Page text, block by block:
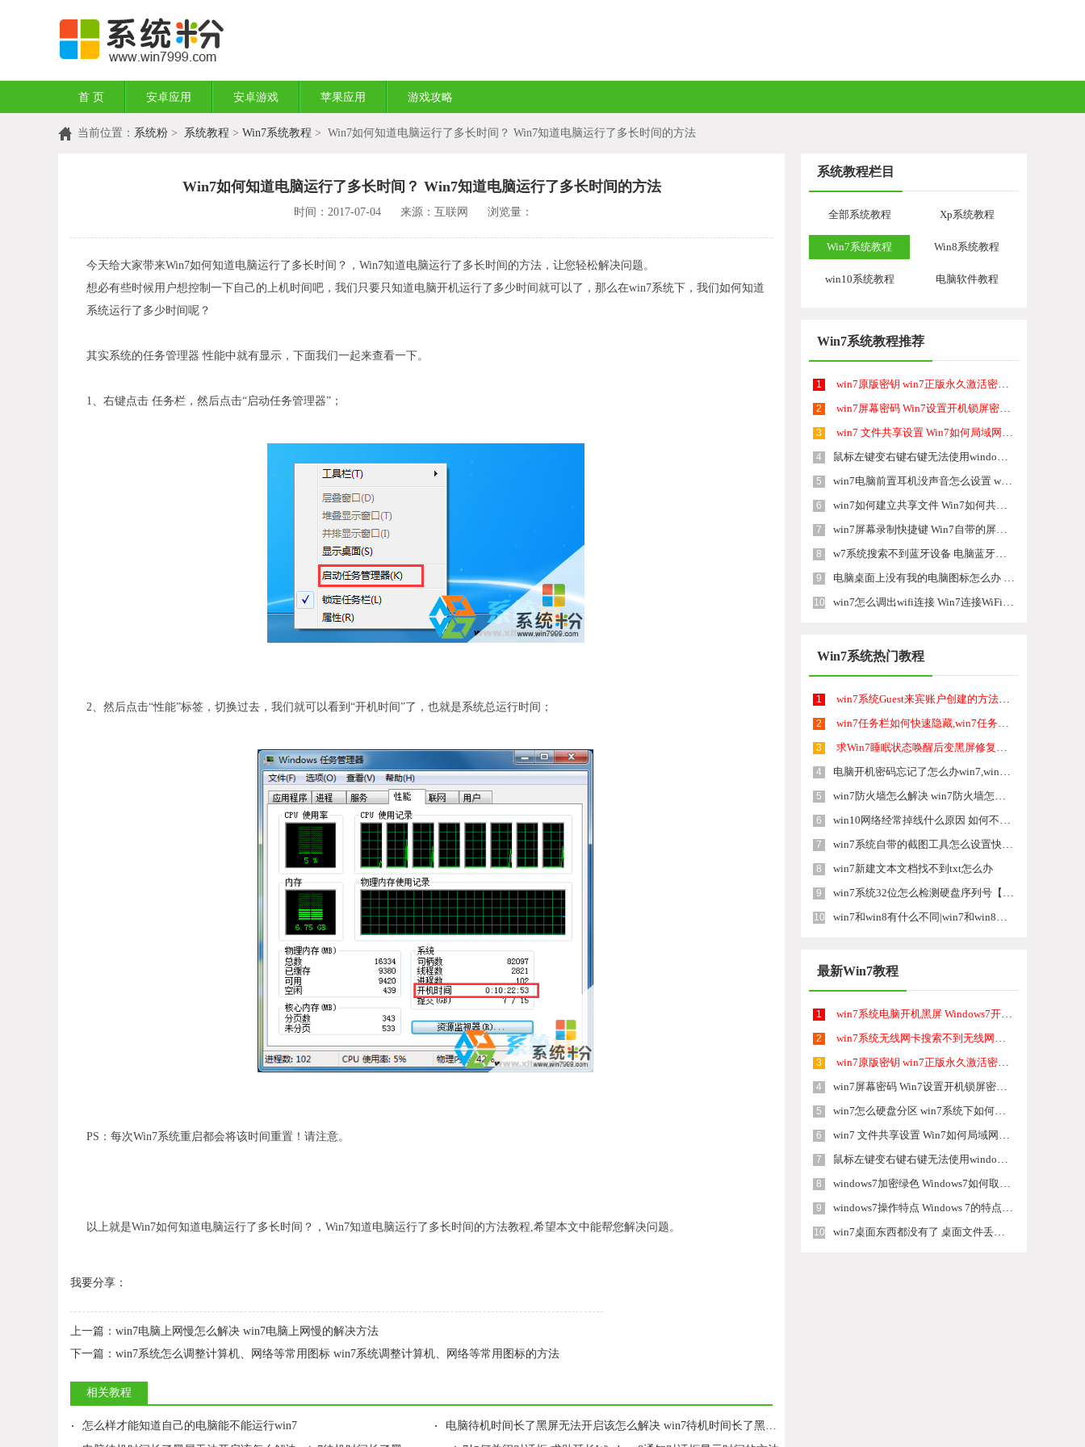
首 页 安卓应用 安卓游戏 苹果应用 游戏攻略
当前位置： 系统粉 > 系统教程 > Win7系统教程 > Win7如何知道电脑运行了多长时间？ Win7知道电脑运行了多长时间的方法
Win7如何知道电脑运行了多长时间？ Win7知道电脑运行了多长时间的方法
时间：2017-07-04 来源：互联网 浏览量：
今天给大家带来Win7如何知道电脑运行了多长时间？，Win7知道电脑运行了多长时间的方法，让您轻松解决问题。
想必有些时候用户想控制一下自己的上机时间吧，我们只要只知道电脑开机运行了多少时间就可以了，那么在win7系统下，我们如何知道
系统运行了多少时间呢？
其实系统的任务管理器 性能中就有显示，下面我们一起来查看一下。
1、右键点击 任务栏，然后点击“启动任务管理器”；
2、然后点击“性能”标签，切换过去，我们就可以看到“开机时间”了，也就是系统总运行时间；
PS：每次Win7系统重启都会将该时间重置！请注意。
以上就是Win7如何知道电脑运行了多长时间？，Win7知道电脑运行了多长时间的方法教程,希望本文中能帮您解决问题。
我要分享：
上一篇： win7电脑上网慢怎么解决 win7电脑上网慢的解决方法
下一篇： win7系统怎么调整计算机、网络等常用图标 win7系统调整计算机、网络等常用图标的方法
相关教程
· 怎么样才能知道自己的电脑能不能运行win7 · 电脑待机时间长了黑屏无法开启该怎么解决 win7待机时间长了黑屏无法唤醒该如何处理
系统教程栏目
全部系统教程 Xp系统教程
Win7系统教程 Win8系统教程
win10系统教程 电脑软件教程
Win7系统教程推荐
1 win7原版密钥 win7正版永久激活密钥激活步骤
2 win7屏幕密码 Win7设置开机锁屏密码的方法
3 win7 文件共享设置 Win7如何局域网共享文件
4 鼠标左键变右键右键无法使用window7怎么办 鼠标左键变右键解决方法
5 win7电脑前置耳机没声音怎么设置 win7前面板耳机没声音处理方法
6 win7如何建立共享文件 Win7如何共享文件到其他设备
7 win7屏幕录制快捷键 Win7自带的屏幕录制功能怎么使用
8 w7系统搜索不到蓝牙设备 电脑蓝牙搜索不到其他设备
9 电脑桌面上没有我的电脑图标怎么办 win7桌面图标不见了怎么恢复
10 win7怎么调出wifi连接 Win7连接WiFi失败怎么办
Win7系统热门教程
1 win7系统Guest来宾账户创建的方法有 win7系统Guest来宾账户如何创建
2 win7任务栏如何快速隐藏,win7任务栏隐藏方法
3 求Win7睡眠状态唤醒后变黑屏修复方法 为什么win7唤醒睡眠状态后变黑屏
4 电脑开机密码忘记了怎么办win7,win7电脑开机密码怎么破解
5 win7防火墙怎么解决 win7防火墙怎么处理
6 win10网络经常掉线什么原因 如何不让win7系统无线网络掉线
7 win7系统自带的截图工具怎么设置快捷键的方法
8 win7新建文本文档找不到txt怎么办
9 win7系统32位怎么检测硬盘序列号【图文教程】
10 win7和win8有什么不同|win7和win8的区别
最新Win7教程
1 win7系统电脑开机黑屏 Windows7开机黑屏怎么办
2 win7系统无线网卡搜索不到无线网络 Win7电脑无线信号消失怎么办
3 win7原版密钥 win7正版永久激活密钥激活步骤
4 win7屏幕密码 Win7设置开机锁屏密码的方法
5 win7怎么硬盘分区 win7系统下如何对硬盘进行分区划分
6 win7 文件共享设置 Win7如何局域网共享文件
7 鼠标左键变右键右键无法使用window7怎么办 鼠标左键变右键解决方法
8 windows7加密绿色 Windows7如何取消加密文件的绿色图标显示
9 windows7操作特点 Windows 7的特点有哪些
10 win7桌面东西都没有了 桌面文件丢失了怎么办